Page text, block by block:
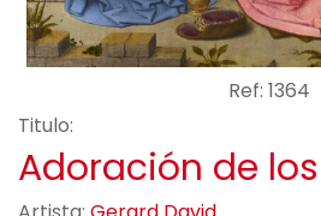
Ref: 1364
Titulo:
Adoración de